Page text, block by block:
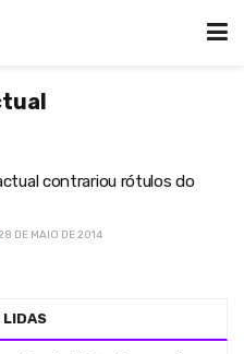
contrariou rótulos do
DE MAIO DE 2014
LIDAS